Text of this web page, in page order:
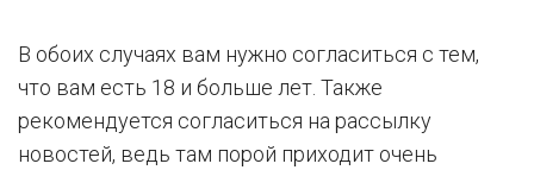
В обоих случаях вам нужно согласиться с тем,
что вам есть 18 и больше лет. Также
рекомендуется согласиться на рассылку
новостей, ведь там порой приходит очень